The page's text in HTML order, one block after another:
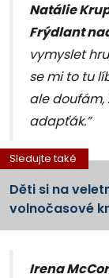
Natálie
Frýdlant
vymyslet
se mi to tu
ale doufám,
adapťák.”
Sledujte také
Děti si na
volnočasové
Irena